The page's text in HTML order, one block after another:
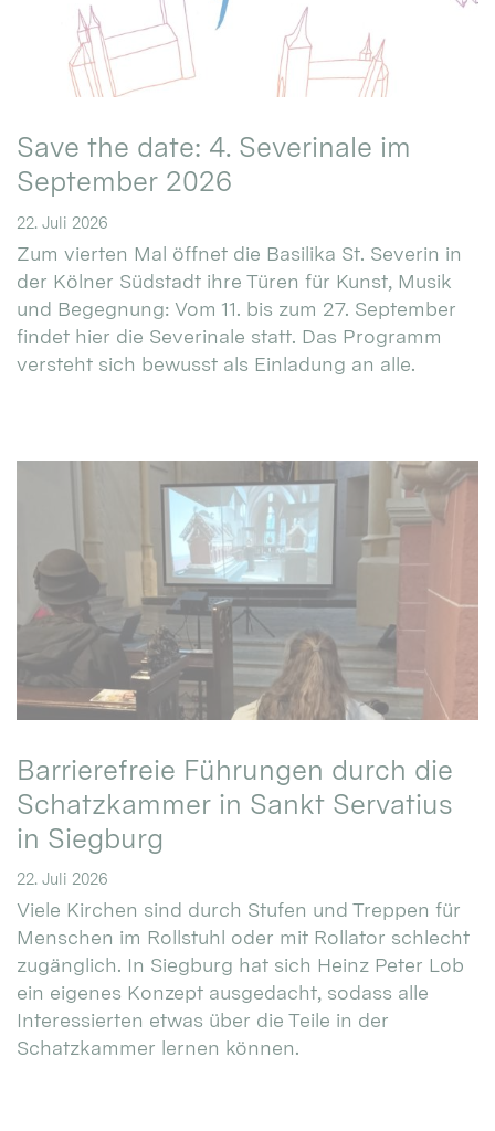
Save the date: 4. Severinale im
September 2026
22. Juli 2026
Zum vierten Mal öffnet die Basilika St. Severin in
der Kölner Südstadt ihre Türen für Kunst, Musik
und Begegnung: Vom 11. bis zum 27. September
findet hier die Severinale statt. Das Programm
versteht sich bewusst als Einladung an alle.
Barrierefreie Führungen durch die
Schatzkammer in Sankt Servatius
in Siegburg
22. Juli 2026
Viele Kirchen sind durch Stufen und Treppen für
Menschen im Rollstuhl oder mit Rollator schlecht
zugänglich. In Siegburg hat sich Heinz Peter Lob
ein eigenes Konzept ausgedacht, sodass alle
Interessierten etwas über die Teile in der
Schatzkammer lernen können.